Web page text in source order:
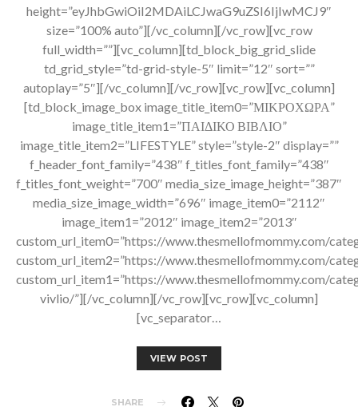
height=”eyJhbGwiOiI2MDAiLCJwaG9uZSI6IjIwMCJ9″
size=”100% auto”][/vc_column][/vc_row][vc_row
full_width=””][vc_column][td_block_big_grid_slide
td_grid_style=”td-grid-style-5″ limit=”12″ sort=””
autoplay=”5″][/vc_column][/vc_row][vc_row][vc_column]
[td_block_image_box image_title_item0=”ΜΙΚΡΟΧΩΡΑ”
image_title_item1=”ΠΑΙΔΙΚΟ ΒΙΒΛΙΟ”
image_title_item2=”LIFESTYLE” style=”style-2″ display=””
f_header_font_family=”438″ f_titles_font_family=”438″
f_titles_font_weight=”700″ media_size_image_height=”387″
media_size_image_width=”696″ image_item0=”2112″
image_item1=”2012″ image_item2=”2013″
custom_url_item0=”https://www.thesmellofmommy.com/
custom_url_item2=”https://www.thesmellofmommy.com/
custom_url_item1=”https://www.thesmellofmommy.com/
vivlio/”][/vc_column][/vc_row][vc_row][vc_column]
[vc_separator…
VIEW POST
SHARE